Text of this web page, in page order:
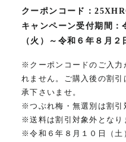
クーポンコード：
キャンペーン受付期間：
（火）～令和６年８月２
※クーポンコードのご入力
れません。ご購入後の割
承下さいませ。
※つぶれ梅・無選別は割引
※送料は割引対象外となり
※令和６年８月１０日（土